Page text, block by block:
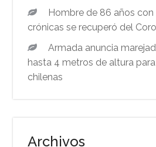
Hombre de 86 años
crónicas se recuperó del
Armada anuncia
hasta 4 metros de altura
chilenas
Archivos